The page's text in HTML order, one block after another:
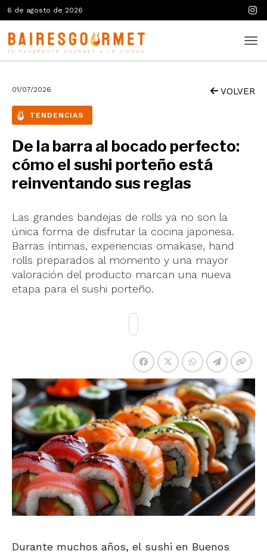
6 de agosto de 2026
01/07/2026 VOLVER
TENDENCIAS
De la barra al bocado perfecto:
cómo el sushi porteño está
reinventando sus reglas
Las grandes bandejas de rolls ya no son la
única forma de disfrutar la cocina japonesa.
Barras íntimas, experiencias omakase, hand
rolls preparados al momento y una mayor
valoración del producto marcan una nueva
etapa para el sushi porteño.
Durante muchos años, el sushi en Buenos